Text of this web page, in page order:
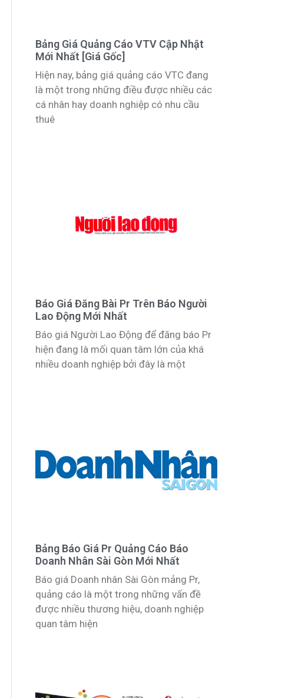
Bảng Giá Quảng Cáo VTV Cập Nhật
Mới Nhất [Giá Gốc]
Hiện nay, bảng giá quảng cáo VTC đang
là một trong những điều được nhiều các
cá nhân hay doanh nghiệp có nhu cầu
thuê
Báo Giá Đăng Bài Pr Trên Báo Người
Lao Động Mới Nhất
Báo giá Người Lao Động để đăng báo Pr
hiện đang là mối quan tâm lớn của khá
nhiều doanh nghiệp bởi đây là một
Bảng Báo Giá Pr Quảng Cáo Báo
Doanh Nhân Sài Gòn Mới Nhất
Báo giá Doanh nhân Sài Gòn mảng Pr,
quảng cáo là một trong những vấn đề
được nhiều thương hiệu, doanh nghiệp
quan tâm hiện